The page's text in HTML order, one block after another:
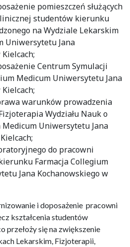
pomieszczeń służących
studentów kierunku
na Wydziale Lekarskim
Uniwersytetu Jana
Centrum Symulacji
Medicum Uniwersytetu Jana
warunków prowadzenia
Wydziału Nauk o
Uniwersytetu Jana
do pracowni
Farmacja Collegium
Jana Kochanowskiego w
i doposażenie pracowni
kształcenia studentów
przełoży się na zwiększenie
Lekarskim, Fizjoterapii,